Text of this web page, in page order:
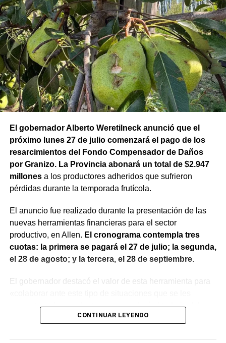
El gobernador Alberto Weretilneck anunció que el
próximo lunes 27 de julio comenzará el pago de los
resarcimientos del Fondo Compensador de Daños
por Granizo. La Provincia abonará un total de $2.947
millonesa los productores adheridos que sufrieron
pérdidas durante la temporada frutícola.
El anuncio fue realizado durante la presentación de las
nuevas herramientas financieras para el sector
productivo, en Allen. El cronograma contempla tres
cuotas: la primera se pagará el 27 de julio; la segunda,
el 28 de agosto; y la tercera, el 28 de septiembre.
El gobernador destacó el valor de esta herramienta para
presentan a los productores» y ponderó el trabajo del
El ministro de Desarrollo Económico y Productivo, Carlos
CONTINUAR LEYENDO